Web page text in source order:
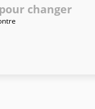
changer